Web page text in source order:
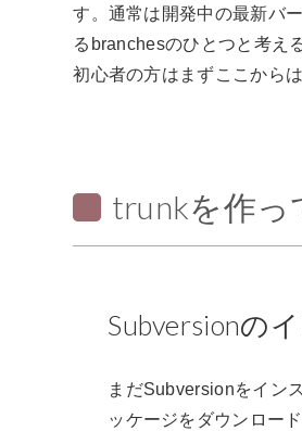
す。通常は開発中の最新バ
るbranchesのひとつと考え
初心者の方はまずここから
trunkを作っ
Subversionの
まだSubversionをイン
ッケージをダウンロー